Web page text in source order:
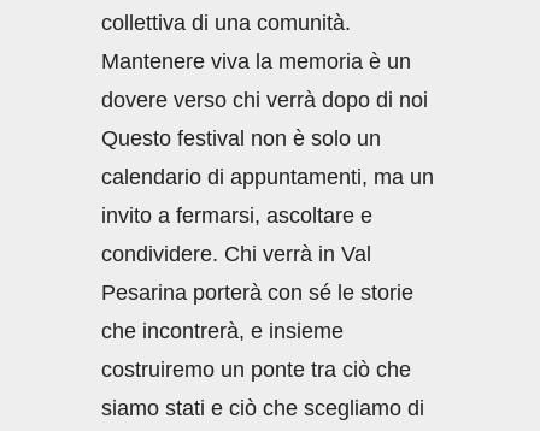
collettiva di una comunità.
Mantenere viva la memoria è un
dovere verso chi verrà dopo di noi
Questo festival non è solo un
calendario di appuntamenti, ma un
invito a fermarsi, ascoltare e
condividere. Chi verrà in Val
Pesarina porterà con sé le storie
che incontrerà, e insieme
costruiremo un ponte tra ciò che
siamo stati e ciò che scegliamo di